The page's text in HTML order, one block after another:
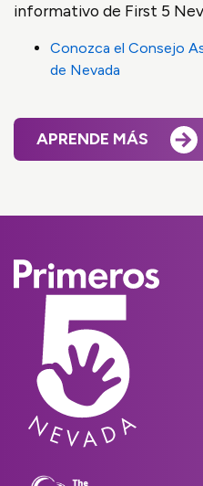
informativo de First 5
Conozca el Consejo
de Nevada
APRENDE MÁS